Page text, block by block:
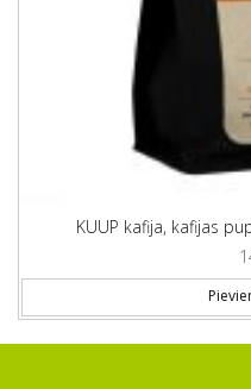
KUUP kafija, kafijas